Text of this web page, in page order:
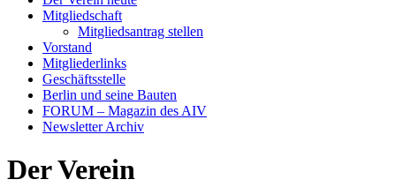
Mitgliedschaft
Mitgliedsantrag stellen
Vorstand
Mitgliederlinks
Geschäftsstelle
Berlin und seine Bauten
FORUM – Magazin des AIV
Newsletter Archiv
Der Verein